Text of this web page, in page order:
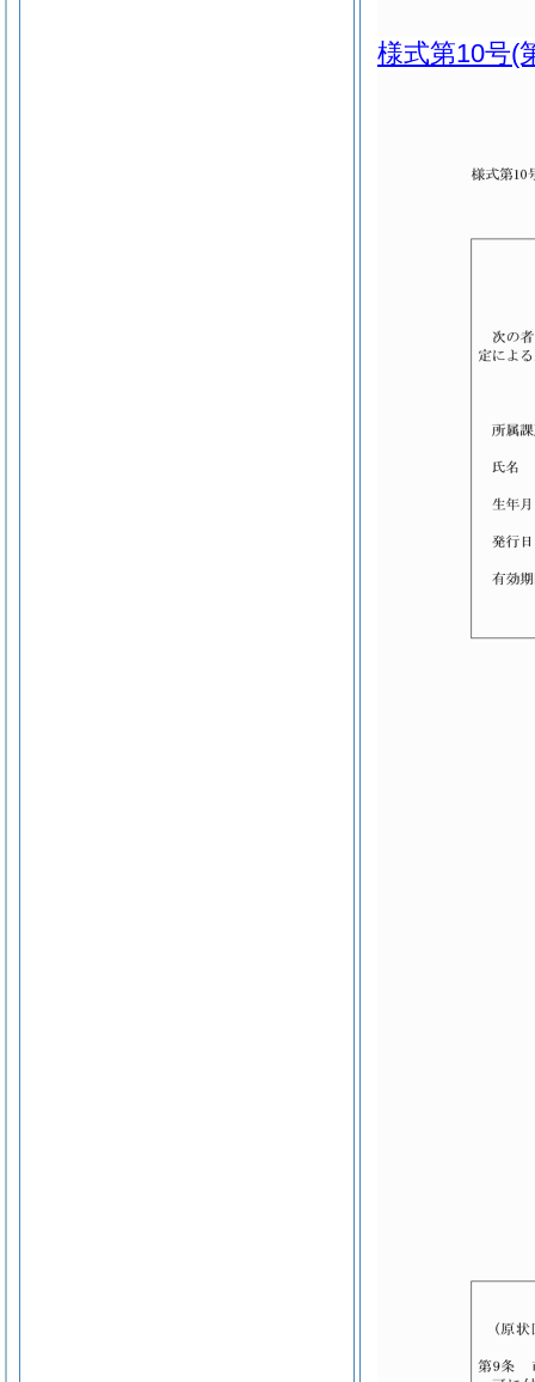
様式第10号(